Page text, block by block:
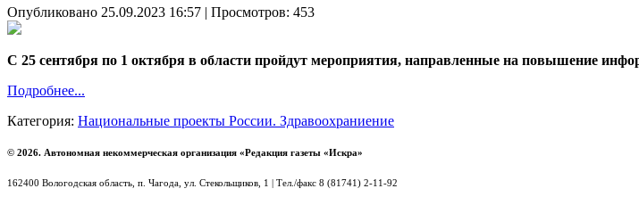
Опубликовано 25.09.2023 16:57 | Просмотров: 453
С 25 сентября по 1 октября в области пройдут мероприятия, направленные на повышение
Подробнее...
Категория: Национальные проекты России. Здравоохраниение
© 2026. Автономная некоммерческая организация «Редакция газеты «Искра»
162400 Вологодская область, п. Чагода, ул. Стекольщиков, 1 | Тел./факс 8 (81741) 2-11-92